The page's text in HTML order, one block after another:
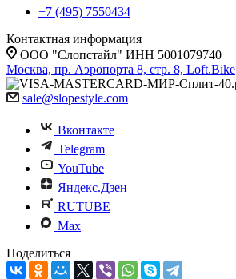
+7 (495) 7550434
Контактная информация
ООО "Слопстайл" ИНН 5001079740
Москва, пр. Аэропорта 8, стр. 8, Loft.Bike
sale@slopestyle.com
Вконтакте
Telegram
YouTube
Яндекс.Дзен
RUTUBE
Max
Поделиться